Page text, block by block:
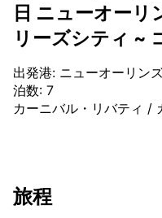
日 ニューオー
リーズシティ ~
出発港: ニューオーリン
泊数: 7
カーニバル・リバティ /
旅程